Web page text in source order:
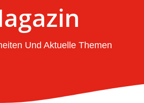
Und Aktuelle Themen